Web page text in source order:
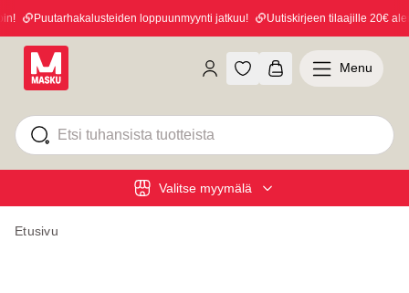
Puutarhakalusteiden loppuunmyynti jatkuu! Uutiskirjeen tilaajille 20€
Valitse myymälä
Menu
Etusivu